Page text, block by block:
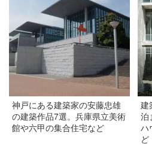
神戸にある建築家の安藤忠雄
の建築作品7選。兵庫県立美術
館や六甲の集合住宅など
建
泊
ハ
ど